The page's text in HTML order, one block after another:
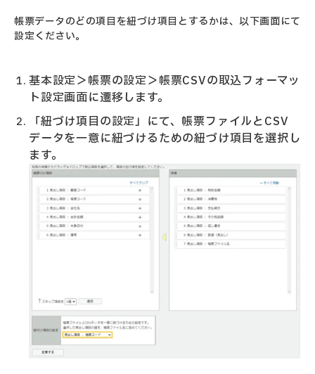
帳票データのどの項目を紐づけ項目とするかは、以下画面にて
設定ください。
基本設定＞帳票の設定＞帳票CSVの取込フォーマッ
ト設定画面に遷移します。
「紐づけ項目の設定」にて、帳票ファイルとCSV
データを一意に紐づけるための紐づけ項目を選択し
ます。